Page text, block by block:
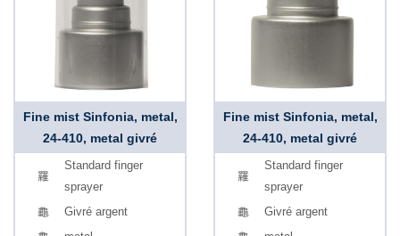
Fine mist Sinfonia, metal,
24-410, metal givré
Standard finger
sprayer
Givré argent
Fine mist Sinfonia, metal,
24-410, metal givré
Standard finger
sprayer
Givré argent